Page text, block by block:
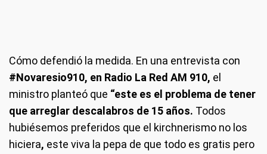
Cómo defendió la medida. En una entrevista con
#Novaresio910, en Radio La Red AM 910, el
ministro planteó que “este es el problema de tener
que arreglar descalabros de 15 años. Todos
hubiésemos preferidos que el kirchnerismo no los
hiciera, este viva la pepa de que todo es gratis pero